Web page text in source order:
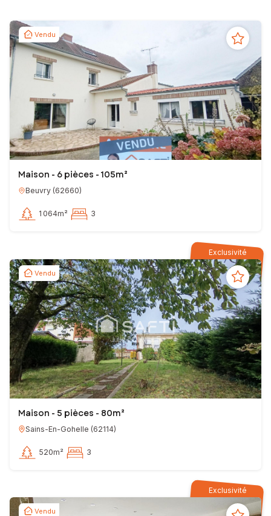
Vendu
Maison - 6 pièces - 105m²
Beuvry (62660)
1 064m² 3
Exclusivité
Vendu
Maison - 5 pièces - 80m²
Sains-En-Gohelle (62114)
520m² 3
Exclusivité
Vendu